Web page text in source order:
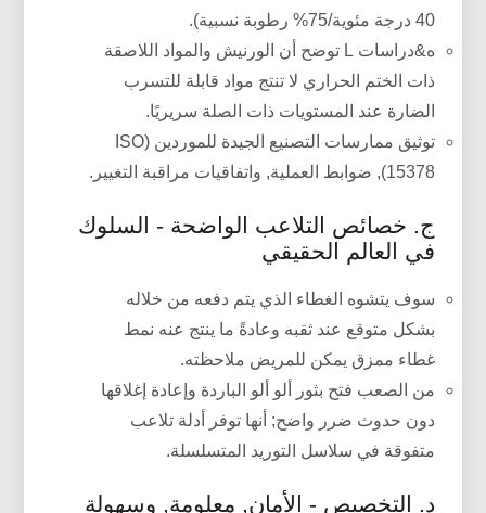
40 درجة مئوية/75% رطوبة نسبية).
ه&دراسات L توضح أن الورنيش والمواد اللاصقة
ذات الختم الحراري لا تنتج مواد قابلة للتسرب
الضارة عند المستويات ذات الصلة سريريًا.
توثيق ممارسات التصنيع الجيدة للموردين (ISO
15378), ضوابط العملية, واتفاقيات مراقبة التغيير.
ج. خصائص التلاعب الواضحة - السلوك
في العالم الحقيقي
سوف يتشوه الغطاء الذي يتم دفعه من خلاله
بشكل متوقع عند ثقبه وعادةً ما ينتج عنه نمط
غطاء ممزق يمكن للمريض ملاحظته.
من الصعب فتح بثور ألو ألو الباردة وإعادة إغلاقها
دون حدوث ضرر واضح; أنها توفر أدلة تلاعب
متفوقة في سلاسل التوريد المتسلسلة.
د. التخصيص - الأمان, معلومة, وسهولة